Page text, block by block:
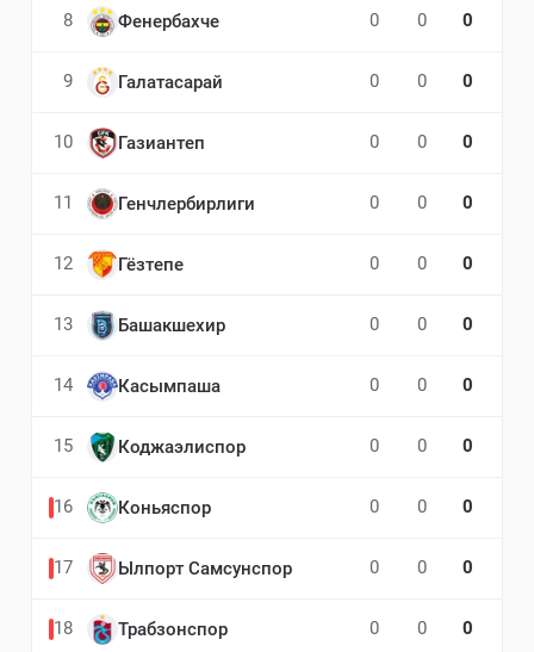
8 Фенербахче 0 0 0
9 Галатасарай 0 0 0
10 Газиантеп 0 0 0
11 Генчлербирлиги 0 0 0
12 Гёзтепе 0 0 0
13 Башакшехир 0 0 0
14 Касымпаша 0 0 0
15 Коджаэлиспор 0 0 0
16 Коньяспор 0 0 0
17 Ылпорт Самсунспор 0 0 0
18 Трабзонспор 0 0 0